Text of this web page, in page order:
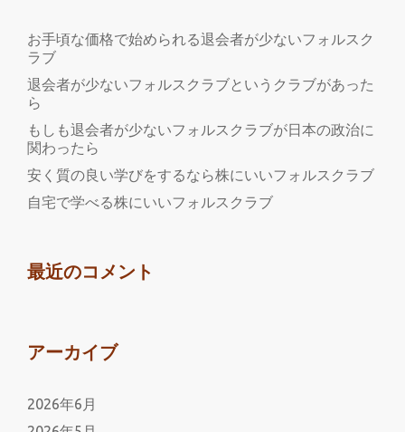
所
想
貨
の
お手頃な価格で始められる退会者が少ないフォルスク
ラブ
退会者が少ないフォルスクラブというクラブがあった
ら
もしも退会者が少ないフォルスクラブが日本の政治に
関わったら
安く質の良い学びをするなら株にいいフォルスクラブ
自宅で学べる株にいいフォルスクラブ
最近のコメント
アーカイブ
2026年6月